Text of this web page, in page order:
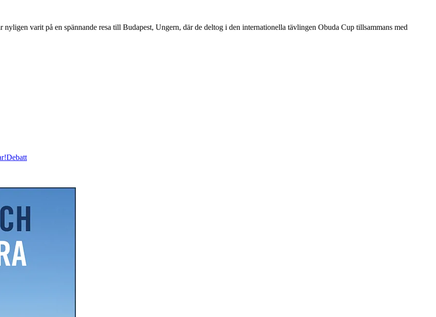
varit på en spännande resa till Budapest, Ungern, där de deltog i den internationella tävlingen Obuda Cup tillsammans med
Debatt